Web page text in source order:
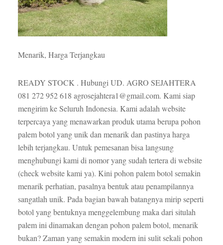
Menarik, Harga Terjangkau
READY STOCK . Hubungi UD. AGRO SEJAHTERA
081 272 952 618 agrosejahtera1@gmail.com. Kami siap
mengirim ke Seluruh Indonesia. Kami adalah website
terpercaya yang menawarkan produk utama berupa pohon
palem botol yang unik dan menarik dan pastinya harga
lebih terjangkau. Untuk pemesanan bisa langsung
menghubungi kami di nomor yang sudah tertera di website
(check website kami ya). Kini pohon palem botol semakin
menarik perhatian, pasalnya bentuk atau penampilannya
sangatlah unik. Pada bagian bawah batangnya mirip seperti
botol yang bentuknya menggelembung maka dari situlah
palem ini dinamakan dengan pohon palem botol, menarik
bukan? Zaman yang semakin modern ini sulit sekali pohon